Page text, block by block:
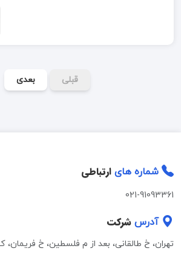
قبلی بعدی
شماره های ارتباطی
021-91093361
آدرس شرکت
تهران، خ طالقانی، بعد از م فلسطین، خ فریمان، ک ملک،